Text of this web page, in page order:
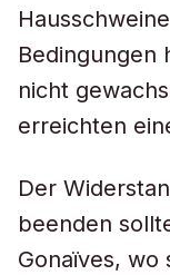
Bedingungen
nicht
erreichten
Der
beenden
Gonaïves, wo